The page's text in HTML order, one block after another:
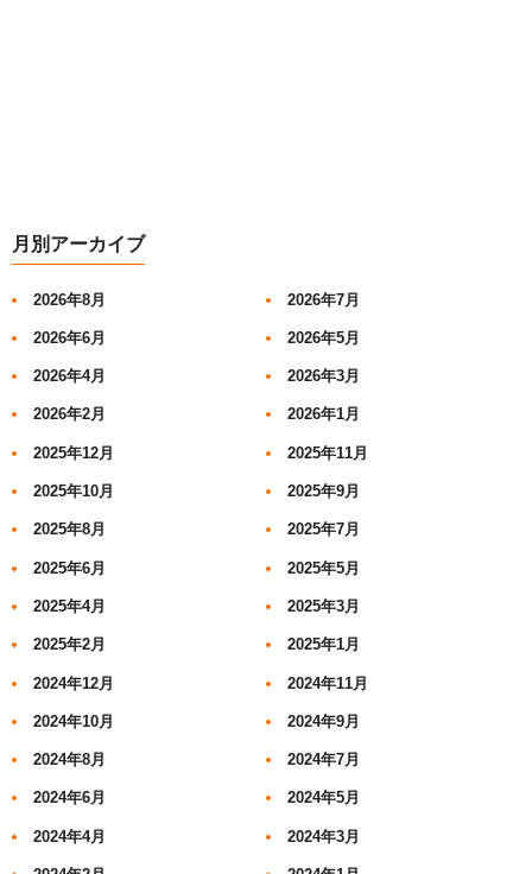
月別アーカイブ
2026年8月 2026年7月
2026年6月 2026年5月
2026年4月 2026年3月
2026年2月 2026年1月
2025年12月 2025年11月
2025年10月 2025年9月
2025年8月 2025年7月
2025年6月 2025年5月
2025年4月 2025年3月
2025年2月 2025年1月
2024年12月 2024年11月
2024年10月 2024年9月
2024年8月 2024年7月
2024年6月 2024年5月
2024年4月 2024年3月